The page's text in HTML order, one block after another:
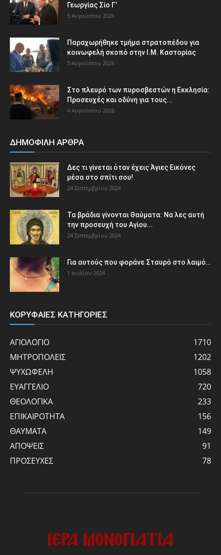
Γεωργίας Σίο Γ’
5 Αυγούστου 2026
Παραχωρήθηκε τμήμα στρατοπέδου για
κοινωφελή σκοπό στην Ι.Μ. Καστορίας
5 Αυγούστου 2026
Στο πλευρό των πυροσβεστών η Εκκλησία:
Προσευχές και οδύνη για τους...
4 Αυγούστου 2026
ΔΗΜΟΦΙΛΗ ΑΡΘΡΑ
Δες τι γίνεται όταν έχεις Άγιες Εικόνες
μέσα στο σπίτι σου!
24 Σεπτεμβρίου 2024
Τα βράδια γίνονται Θαύματα: Να λες αυτή
την προσευχή του Αγίου...
24 Σεπτεμβρίου 2024
Για αυτούς που φοράνε Σταυρό στο λαιμό…
1 Ιουλίου 2024
ΚΟΡΥΦΑΙΕΣ ΚΑΤΗΓΟΡΙΕΣ
ΑΓΙΟΛΟΓΙΟ
1710
ΜΗΤΡΟΠΟΛΕΙΣ
1202
ΨΥΧΩΦΕΛΗ
1058
ΕΥΑΓΓΕΛΙΟ
720
ΘΕΟΛΟΓΙΚΑ
233
ΕΠΙΚΑΙΡΟΤΗΤΑ
156
ΘΑΥΜΑΤΑ
149
ΑΠΟΨΕΙΣ
91
ΠΡΟΣΕΥΧΕΣ
78